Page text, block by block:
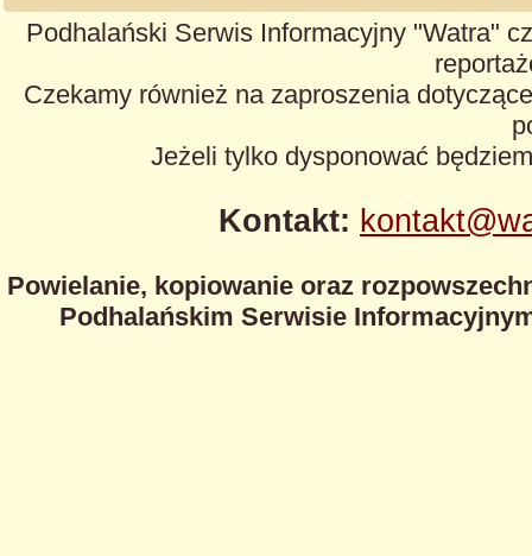
Podhalański Serwis Informacyjny "Watra"
Czekamy również na zaproszenia
Jeżeli tylko dysponować
Kontakt:
Powielanie, kopiowanie oraz
Podhalańskim Serwisie